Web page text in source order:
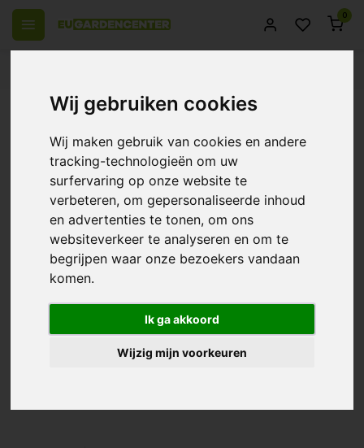
Wij gebruiken cookies
Wij maken gebruik van cookies en andere
tracking-technologieën om uw
surfervaring op onze website te
verbeteren, om gepersonaliseerde inhoud
en advertenties te tonen, om ons
websiteverkeer te analyseren en om te
begrijpen waar onze bezoekers vandaan
komen.
Ik ga akkoord
Wijzig mijn voorkeuren
0
Back
Blumat Endpiece 8~3mm ~ Blumat
Connection
0/10 (0 Reviews) Compare